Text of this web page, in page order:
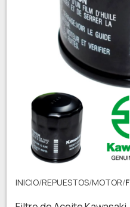
INICIO REPUESTOS MOTOR